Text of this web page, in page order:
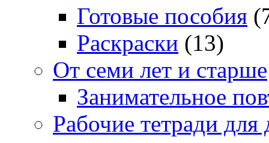
Готовые пособия
Раскраски (13)
От семи лет и старше
Занимательное
Рабочие тетради для